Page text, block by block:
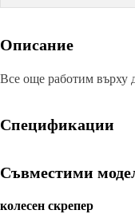
Описание
Все още работим върху
Спецификации
Съвместими
колесен скрепер